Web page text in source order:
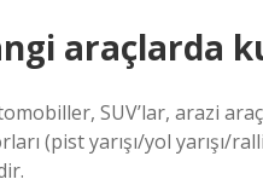
araçlarda
SUV’lar, arazi
(pist yarışı/yol yarışı/